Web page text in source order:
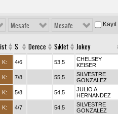
Mesafe Mesafe
S Derece Sıklet Jokey
K: 4/6 53,5
CHELSEY
KEISER
K: 7/8 55,5
SILVESTRE
GONZALEZ
K: 5/8 54,5
JULIO A.
HERNANDEZ
K: 4/7 54,5
SILVESTRE
GONZALEZ